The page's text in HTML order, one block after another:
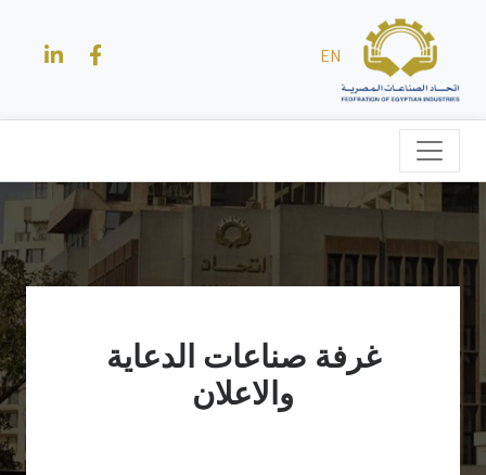
EN
غرفة صناعات الدعاية
والاعلان